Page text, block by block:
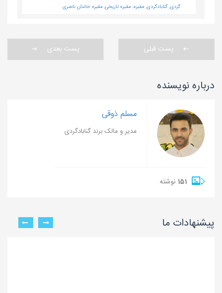
گردی, گنابادگردی, مقبره, مقبره تاریخی, مقبره خاندان ناصری
پست قبلی پست بعدی
درباره نویسنده
مسلم ذوقی
مدیر و مالک برند گنابادگردی
151 نوشته
پیشنهادات ما